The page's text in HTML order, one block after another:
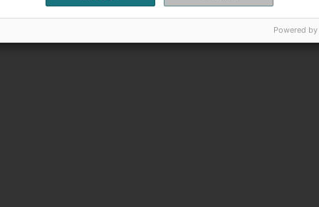
Powered by